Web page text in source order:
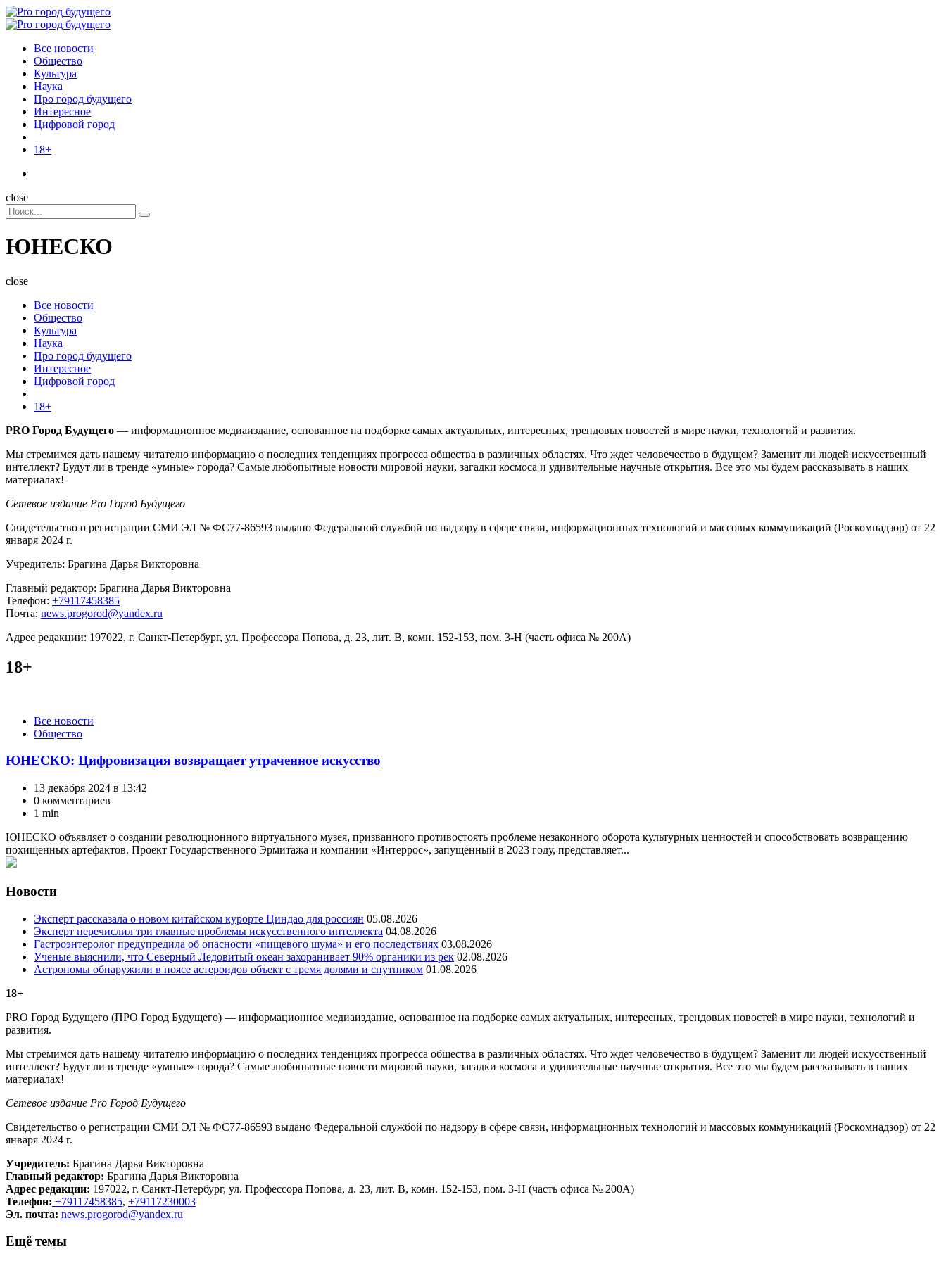
Menu
Поиск
Menu
Pro
Все новости
Общество
Культура
Наука
Про город будущего
Интересное
Цифровой город
18+
Поиск
close
Search
for:
Поиск
ЮНЕСКО
close
Все новости
Общество
Культура
Наука
Про город будущего
Интересное
Цифровой город
18+
PRO Город Будущего — информационное медиаиздание, основанное на подборке самых актуальных, интересных, трендовых новостей в мире науки, технологий и развития.
Мы стремимся дать нашему читателю информацию о последних тенденциях прогресса общества в различных областях. Что ждет человечество в будущем? Заменит ли людей искусственный
интеллект? Будут ли в тренде «умные» города? Самые любопытные новости мировой науки, загадки космоса и удивительные научные открытия. Все это мы будем рассказывать в наших
материалах!
Сетевое издание Pro Город Будущего
Свидетельство о регистрации СМИ ЭЛ № ФС77-86593 выдано Федеральной службой по надзору в сфере связи, информационных технологий и массовых коммуникаций (Роскомнадзор) от 22
января 2024 г.
Учредитель: Брагина Дарья Викторовна
Главный редактор: Брагина Дарья Викторовна
Телефон: +79117458385
Почта: news.progorod@yandex.ru
Адрес редакции: 197022, г. Санкт-Петербург, ул. Профессора Попова, д. 23, лит. В, комн. 152-153, пом. 3-Н (часть офиса № 200А)
18+
КатегорииВсе новости
Общество
ЮНЕСКО: Цифровизация возвращает утраченное искусство
13 декабря 2024 в 13:42
0 комментариев
1 min
ЮНЕСКО объявляет о создании революционного виртуального музея, призванного противостоять проблеме незаконного оборота культурных ценностей и способствовать возвращению
похищенных артефактов. Проект Государственного Эрмитажа и компании «Интеррос», запущенный в 2023 году, представляет...
Новости
Эксперт рассказала о новом китайском курорте Циндао для россиян 05.08.2026
Эксперт перечислил три главные проблемы искусственного интеллекта 04.08.2026
Гастроэнтеролог предупредила об опасности «пищевого шума» и его последствиях 03.08.2026
Ученые выяснили, что Северный Ледовитый океан захоранивает 90% органики из рек 02.08.2026
Астрономы обнаружили в поясе астероидов объект с тремя долями и спутником 01.08.2026
18+
PRO Город Будущего (ПРО Город Будущего) — информационное медиаиздание, основанное на подборке самых актуальных, интересных, трендовых новостей в мире науки, технологий и
развития.
Мы стремимся дать нашему читателю информацию о последних тенденциях прогресса общества в различных областях. Что ждет человечество в будущем? Заменит ли людей искусственный
интеллект? Будут ли в тренде «умные» города? Самые любопытные новости мировой науки, загадки космоса и удивительные научные открытия. Все это мы будем рассказывать в наших
материалах!
Сетевое издание Рrо Город Будущего
Свидетельство о регистрации СМИ ЭЛ № ФС77-86593 выдано Федеральной службой по надзору в сфере связи, информационных технологий и массовых коммуникаций (Роскомнадзор) от 22
января 2024 г.
Учредитель: Брагина Дарья Викторовна
Главный редактор: Брагина Дарья Викторовна
Адрес редакции: 197022, г. Санкт-Петербург, ул. Профессора Попова, д. 23, лит. В, комн. 152-153, пом. 3-Н (часть офиса № 200А)
Телефон: +79117458385, +79117230003
Эл. почта: news.progorod@yandex.ru
Ещё темы